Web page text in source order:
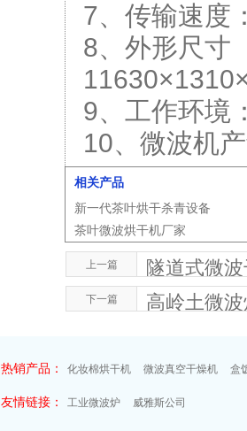
7、传输速度
8、外形尺寸
9、工作环境
10、微波机
相关产品
新一代茶叶烘干杀青设备
茶叶微波烘干机厂家
上一篇 隧道式微
下一篇 高岭土微
热销产品： 化妆棉烘干机 微波真空干燥机 盒
友情链接： 工业微波炉 威雅斯公司